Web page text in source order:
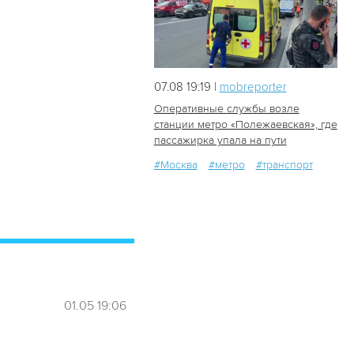
01.05 19:06
07.08 19:19 | mobreporter
Оперативные службы возле
станции метро «Полежаевская», где
пассажирка упала на пути
#Москва
#метро #транспорт